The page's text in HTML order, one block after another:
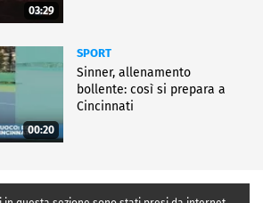
03:29
00:20
SPORT
Sinner, allenamento
bollente: così si prepara a
Cincinnati